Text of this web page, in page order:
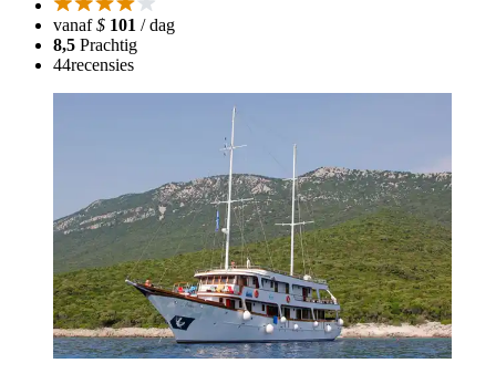
vanaf$ 101 / dag
8,5 Prachtig
44recensies